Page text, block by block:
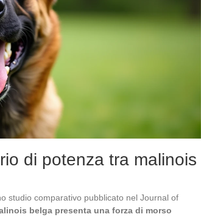
di potenza tra malinois
studio comparativo pubblicato nel Journal of
belga presenta una forza di morso